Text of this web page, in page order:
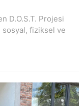
D.O.S.T. Projesi
sosyal, fiziksel ve